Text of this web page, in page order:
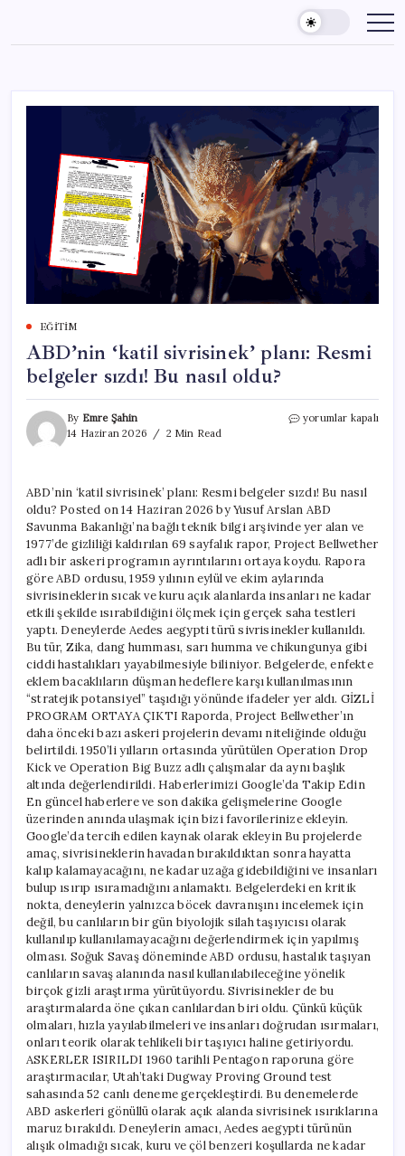
content
EĞITIM
ABD’nin ‘katil sivrisinek’ planı: Resmi
belgeler sızdı! Bu nasıl oldu?
By Emre Şahin
14 Haziran 2026
2 Min Read
ABD’nin
belgeler
sızdı!
Bu
nasıl
oldu?
için
yorumlar kapalı
ABD’nin ‘katil sivrisinek’ planı: Resmi belgeler sızdı! Bu nasıl
oldu? Posted on 14 Haziran 2026 by Yusuf Arslan ABD
Savunma Bakanlığı’na bağlı teknik bilgi arşivinde yer alan ve
1977’de gizliliği kaldırılan 69 sayfalık rapor, Project Bellwether
adlı bir askeri programın ayrıntılarını ortaya koydu. Rapora
göre ABD ordusu, 1959 yılının eylül ve ekim aylarında
sivrisineklerin sıcak ve kuru açık alanlarda insanları ne kadar
etkili şekilde ısırabildiğini ölçmek için gerçek saha testleri
yaptı. Deneylerde Aedes aegypti türü sivrisinekler kullanıldı.
Bu tür, Zika, dang humması, sarı humma ve chikungunya gibi
ciddi hastalıkları yayabilmesiyle biliniyor. Belgelerde, enfekte
eklem bacaklıların düşman hedeflere karşı kullanılmasının
“stratejik potansiyel” taşıdığı yönünde ifadeler yer aldı. GİZLİ
PROGRAM ORTAYA ÇIKTI Raporda, Project Bellwether’ın
daha önceki bazı askeri projelerin devamı niteliğinde olduğu
belirtildi. 1950’li yılların ortasında yürütülen Operation Drop
Kick ve Operation Big Buzz adlı çalışmalar da aynı başlık
altında değerlendirildi. Haberlerimizi Google’da Takip Edin
En güncel haberlere ve son dakika gelişmelerine Google
üzerinden anında ulaşmak için bizi favorilerinize ekleyin.
Google’da tercih edilen kaynak olarak ekleyin Bu projelerde
amaç, sivrisineklerin havadan bırakıldıktan sonra hayatta
kalıp kalamayacağını, ne kadar uzağa gidebildiğini ve insanları
bulup ısırıp ısıramadığını anlamaktı. Belgelerdeki en kritik
nokta, deneylerin yalnızca böcek davranışını incelemek için
değil, bu canlıların bir gün biyolojik silah taşıyıcısı olarak
kullanılıp kullanılamayacağını değerlendirmek için yapılmış
olması. Soğuk Savaş döneminde ABD ordusu, hastalık taşıyan
canlıların savaş alanında nasıl kullanılabileceğine yönelik
birçok gizli araştırma yürütüyordu. Sivrisinekler de bu
araştırmalarda öne çıkan canlılardan biri oldu. Çünkü küçük
olmaları, hızla yayılabilmeleri ve insanları doğrudan ısırmaları,
onları teorik olarak tehlikeli bir taşıyıcı haline getiriyordu.
ASKERLER ISIRILDI 1960 tarihli Pentagon raporuna göre
araştırmacılar, Utah’taki Dugway Proving Ground test
sahasında 52 canlı deneme gerçekleştirdi. Bu denemelerde
ABD askerleri gönüllü olarak açık alanda sivrisinek ısırıklarına
maruz bırakıldı. Deneylerin amacı, Aedes aegypti türünün
alışık olmadığı sıcak, kuru ve çöl benzeri koşullarda ne kadar